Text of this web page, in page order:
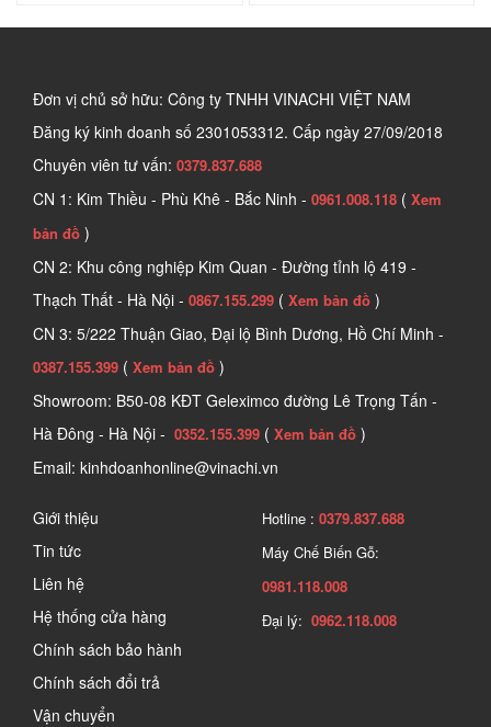
Đơn vị chủ sở hữu: Công ty TNHH VINACHI VIỆT NAM
Đăng ký kinh doanh số 2301053312. Cấp ngày 27/09/2018
Chuyên viên tư vấn: 0379.837.688
CN 1: Kim Thiều - Phù Khê - Bắc Ninh - 0961.008.118 ( Xem
bản đồ )
CN 2: Khu công nghiệp Kim Quan - Đường tỉnh lộ 419 -
Thạch Thất - Hà Nội - 0867.155.299 ( Xem bản đồ )
CN 3: 5/222 Thuận Giao, Đại lộ Bình Dương, Hồ Chí Minh -
0387.155.399 ( Xem bản đồ )
Showroom: B50-08 KĐT Geleximco đường Lê Trọng Tấn -
Hà Đông - Hà Nội - 0352.155.399 ( Xem bản đồ )
Email: kinhdoanhonline@vinachi.vn
Giới thiệu
Tin tức
Liên hệ
Hệ thống cửa hàng
Chính sách bảo hành
Chính sách đổi trả
Vận chuyển
Hotline : 0379.837.688
Máy Chế Biến Gỗ:
0981.118.008
Đại lý: 0962.118.008